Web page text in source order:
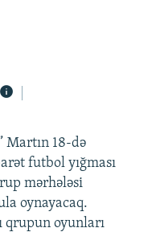
Martın 18-də
futbol yığması
mərhələsi
oynayacaq.
qrupun oyunları